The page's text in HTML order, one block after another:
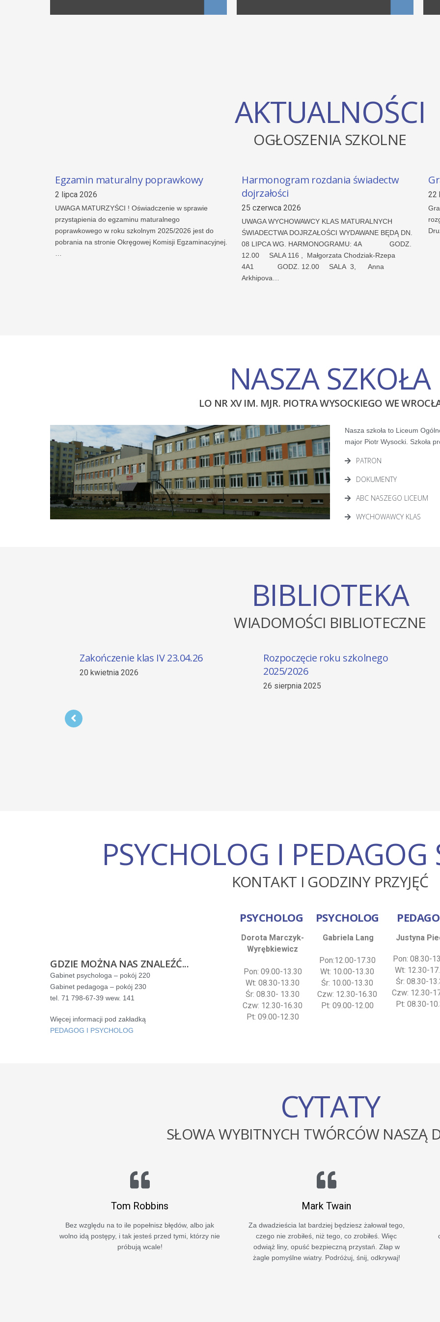
AKTUALNOŚCI
OGŁOSZENIA SZKOLNE
Egzamin maturalny poprawkowy
2 lipca 2026
UWAGA MATURZYŚCI ! Oświadczenie w sprawie
przystąpienia do egzaminu maturalnego
poprawkowego w roku szkolnym 2025/2026 jest do
pobrania na stronie Okręgowej Komisji Egzaminacyjnej.
Harmonogram rozdania świadectw
dojrzałości
25 czerwca 2026
UWAGA WYCHOWAWCY KLAS MATURALNYCH
ŚWIADECTWA DOJRZAŁOŚCI WYDAWANE BĘDĄ DN.
08 LIPCA WG. HARMONOGRAMU: 4A GODZ.
12.00 SALA 116 , Małgorzata Chodziak-Rzepa
4A1 GODZ. 12.00 SALA 3, Anna
Arkhipova…
22
NASZA SZKOŁA
LO NR XV IM. MJR. PIOTRA WYSOCKIEGO WE
Nasza szkoła to Liceum
major Piotr Wysocki. Szkoła
PATRON
DOKUMENTY
ABC NASZEGO LICEUM
WYCHOWAWCY KLAS
BIBLIOTEKA
WIADOMOŚCI BIBLIOTECZNE
Rozpoczęcie roku szkolnego
2025/2026
Ostatnie pożegnanie Bartka...
27 czerwca 2025
PSYCHOLOG I PEDAGOG
KONTAKT I GODZINY PRZYJĘĆ
GDZIE MOŻNA NAS ZNALEŹĆ...
Gabinet psychologa – pokój 220
Gabinet pedagoga – pokój 230
tel. 71 798-67-39 wew. 141
Więcej informacji pod zakładką
PEDAGOG I PSYCHOLOG
PSYCHOLOG
Dorota Marczyk-
Wyrębkiewicz
Pon: 09.00-13.30
Wt: 08.30-13.30
Śr: 08.30- 13.30
Czw: 12.30-16.30
Pt: 09.00-12.30
PSYCHOLOG
Gabriela Lang
Pon:12.00-17.30
Wt: 10.00-13.30
Śr: 10.00-13.30
Czw: 12.30-16.30
Pt: 09.00-12.00
Justyna
Pon: 08.30-
Wt: 12.30-
Śr: 08.30-
Czw: 12.30-
Pt: 08.30-
CYTATY
SŁOWA WYBITNYCH TWÓRCÓW NASZĄ
Tom Robbins
Motywacja jest tym co pozwala Ci zacząć. Nawyk
jest tym co pozwala Ci wytrwać! Stephen Covey Bez
względu na to ile popełnisz błędów, albo jak wolno
Thomas. A. Edison
Nie poniosłem porażki. Po prostu odkryłem 10.000
błędnych rozwiązań.